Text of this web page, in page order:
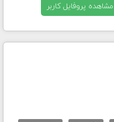
مشاهده پروفایل کاربر